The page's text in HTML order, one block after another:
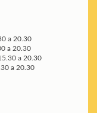
a 20.30
a 20.30
a 20.30
a 20.30